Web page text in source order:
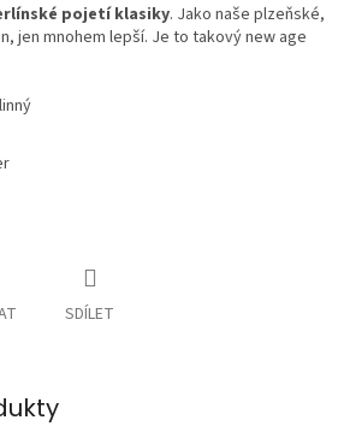
pojetí klasiky. Jako naše plzeňské,
jen mnohem lepší. Je to takový new age
SDÍLET